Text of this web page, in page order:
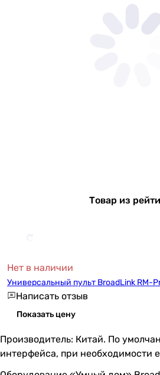
Товар из
Нет в наличии
Универсальный пульт BroadLink RM-
Написать отзыв
Показать цену
Производитель: Китай. По
интерфейса, при необходимости